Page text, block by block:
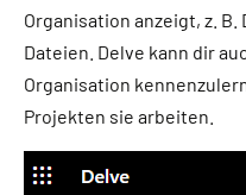
Organisation anzeigt, z.
Dateien. Delve kann dir
Organisation
Projekten sie arbeiten.